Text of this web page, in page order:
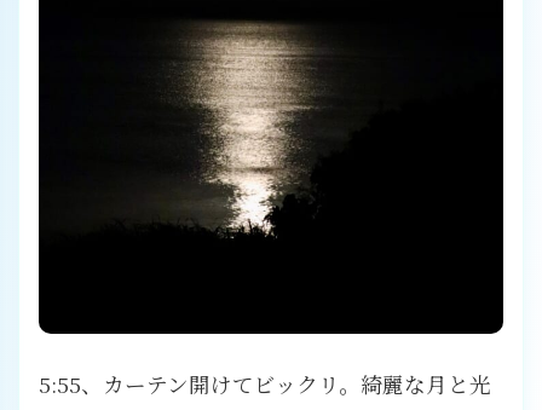
5:55、カーテン開けてビックリ。綺麗な月と光